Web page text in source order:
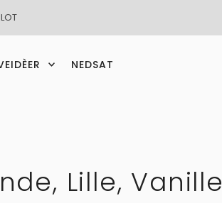
NEDSAT
Lille, Vanille